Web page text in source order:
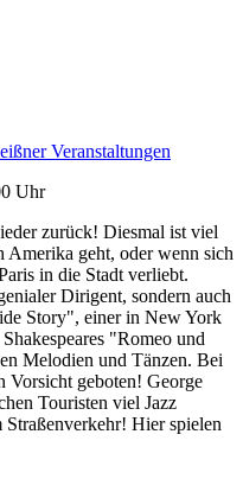
Veranstaltungen
Uhr
zurück! Diesmal ist viel
Amerika geht, oder wenn sich
in die Stadt verliebt.
Dirigent, sondern auch
Story", einer in New York
"Romeo und
Melodien und Tänzen. Bei
Vorsicht geboten! George
Touristen viel Jazz
Hier spielen